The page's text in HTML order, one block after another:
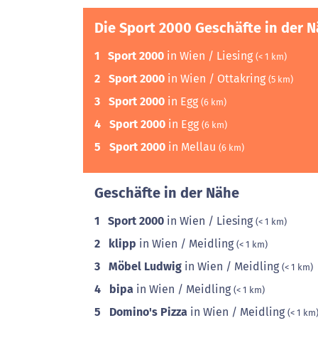
Die Sport 2000 Geschäfte in der
1 Sport 2000 in Wien / Liesing (< 1 km)
2 Sport 2000 in Wien / Ottakring (5 km)
3 Sport 2000 in Egg (6 km)
4 Sport 2000 in Egg (6 km)
5 Sport 2000 in Mellau (6 km)
Geschäfte in der Nähe
1 Sport 2000 in Wien / Liesing (< 1 km)
2 klipp in Wien / Meidling (< 1 km)
3 Möbel Ludwig in Wien / Meidling (< 1 km)
4 bipa in Wien / Meidling (< 1 km)
5 Domino's Pizza in Wien / Meidling (< 1 km)